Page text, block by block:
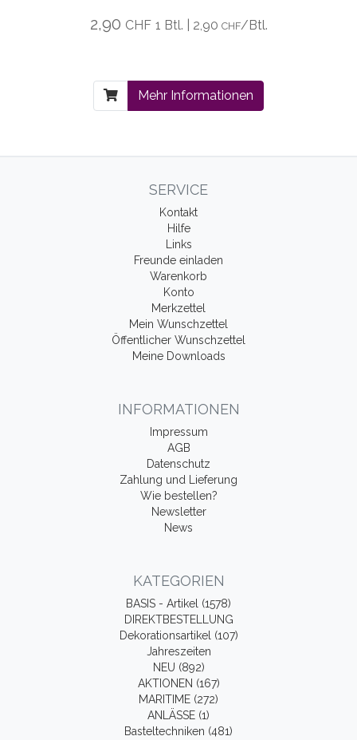
2,90 CHF 1 Btl. | 2,90 CHF/Btl.
Mehr Informationen
SERVICE
Kontakt
Hilfe
Links
Freunde einladen
Warenkorb
Konto
Merkzettel
Mein Wunschzettel
Öffentlicher Wunschzettel
Meine Downloads
INFORMATIONEN
Impressum
AGB
Datenschutz
Zahlung und Lieferung
Wie bestellen?
Newsletter
News
KATEGORIEN
BASIS - Artikel (1578)
DIREKTBESTELLUNG
Dekorationsartikel (107)
Jahreszeiten
NEU (892)
AKTIONEN (167)
MARITIME (272)
ANLÄSSE (1)
Basteltechniken (481)